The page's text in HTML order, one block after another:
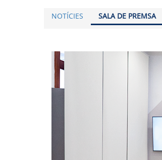
NOTÍCIES SALA DE PREMSA